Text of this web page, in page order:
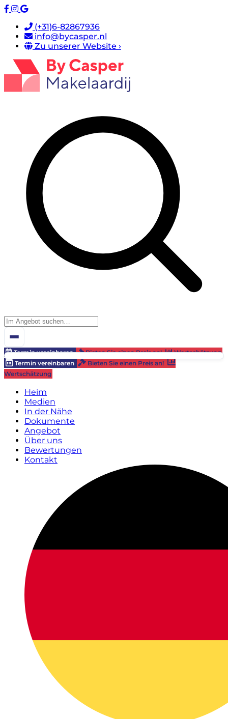
(+31)6-82867936
info@bycasper.nl
Zu unserer Website ›
Termin vereinbaren Bieten Sie einen Preis an!
Wertschätzung
Termin vereinbaren
Bieten Sie einen Preis an!
Wertschätzung
Heim
Medien
In der Nähe
Dokumente
Angebot
Über uns
Bewertungen
Kontakt